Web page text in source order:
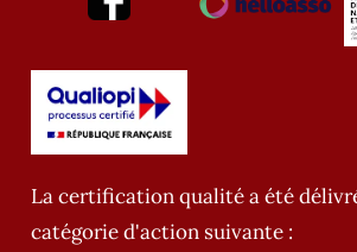
La certification qualité a été
catégorie d'action suivante :